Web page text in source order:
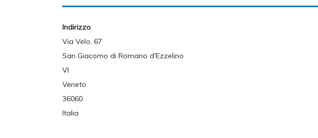
Indirizzo
Via Velo, 67
San Giacomo di Romano d'Ezzelino
VI
Veneto
36060
Italia